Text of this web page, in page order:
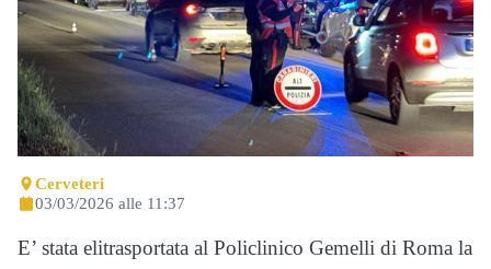
Cerveteri
03/03/2026 alle 11:37
E’ stata elitrasportata al Policlinico Gemelli di Roma la